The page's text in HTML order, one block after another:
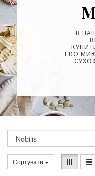
В
ЕКО
Сортувати